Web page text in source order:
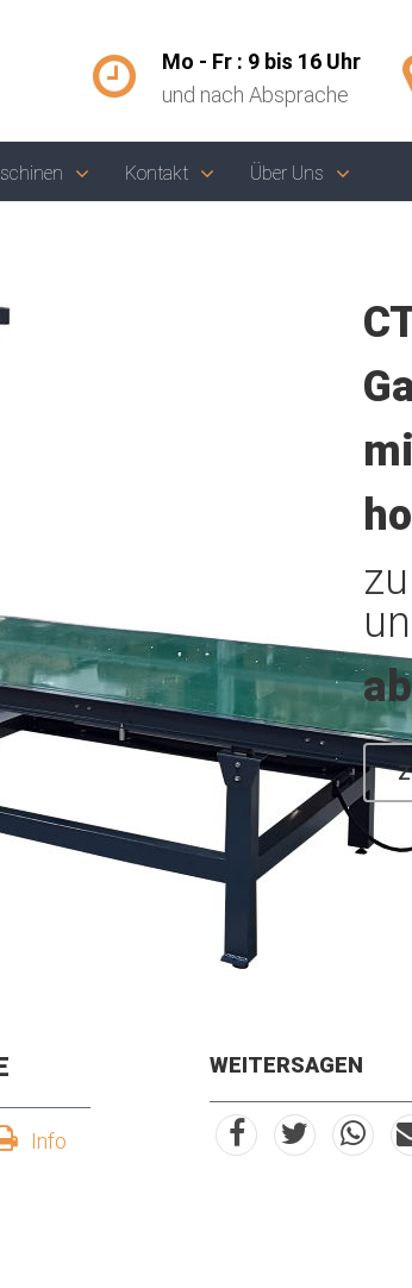
Mo - Fr : 9 bis 16 Uhr
und nach Absprache
Kontakt Über Uns
Info
WEITERSAGEN